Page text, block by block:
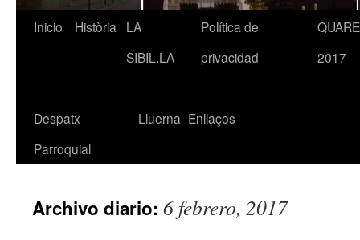
Inicio Història
LA
SIBIL.LA
Política de
privacidad
2017
Despatx
Parroquial
Lluerna Enllaços
Archivo diario: 6 febrero, 2017